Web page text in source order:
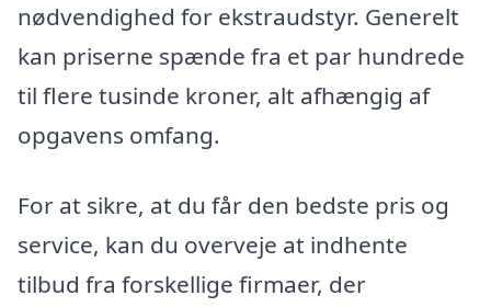
nødvendighed for ekstraudstyr. Generelt
kan priserne spænde fra et par hundrede
til flere tusinde kroner, alt afhængig af
opgavens omfang.
For at sikre, at du får den bedste pris og
service, kan du overveje at indhente
tilbud fra forskellige firmaer, der